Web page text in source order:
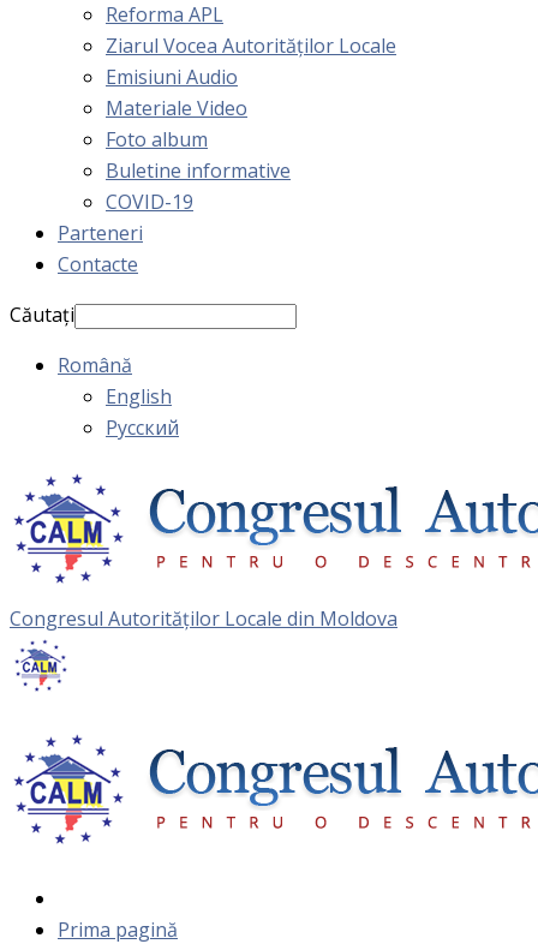
Reforma APL
Ziarul Vocea Autorităților Locale
Emisiuni Audio
Materiale Video
Foto album
Buletine informative
COVID-19
Parteneri
Contacte
Căutați
Română
English
Русский
Congresul Autorităţilor Locale din Moldova
Prima pagină